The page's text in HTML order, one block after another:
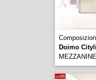
Doimo